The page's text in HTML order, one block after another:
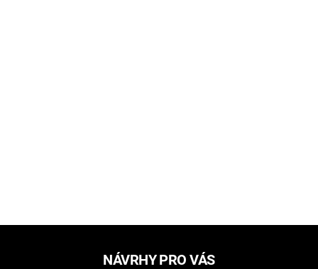
NÁVRHY PRO VÁS